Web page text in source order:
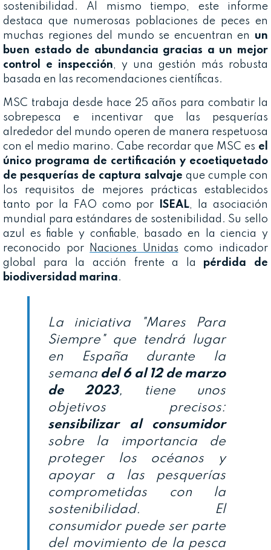
sostenibilidad. Al mismo tiempo, este informe
destaca que numerosas poblaciones de peces en
muchas regiones del mundo se encuentran en un
buen estado de abundancia gracias a un mejor
control e inspección, y una gestión más robusta
basada en las recomendaciones científicas.
MSC trabaja desde hace 25 años para combatir la
sobrepesca e incentivar que las pesquerías
alrededor del mundo operen de manera respetuosa
con el medio marino. Cabe recordar que MSC es el
único programa de certificación y ecoetiquetado
de pesquerías de captura salvaje que cumple con
los requisitos de mejores prácticas establecidos
tanto por la FAO como por
ISEAL, la asociación
mundial para estándares de sostenibilidad. Su sello
azul es fiable y confiable, basado en la ciencia y
reconocido por
Naciones Unidas como indicador
global para la acción frente a la pérdida de
biodiversidad marina.
La iniciativa "Mares Para
Siempre" que tendrá lugar
en España durante la
semana del 6 al 12 de marzo
de 2023, tiene unos
objetivos precisos:
sensibilizar al consumidor
sobre la importancia de
proteger los océanos y
apoyar a las pesquerías
comprometidas con la
sostenibilidad. El
consumidor puede ser parte
del movimiento de la pesca